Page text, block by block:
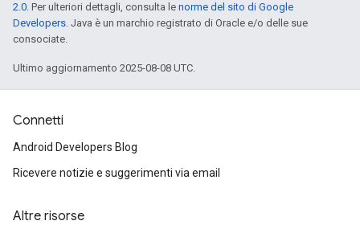
2.0. Per ulteriori dettagli, consulta le norme del sito di Google
Developers. Java è un marchio registrato di Oracle e/o delle sue
consociate.
Ultimo aggiornamento 2025-08-08 UTC.
Connetti
Android Developers Blog
Ricevere notizie e suggerimenti via email
Altre risorse